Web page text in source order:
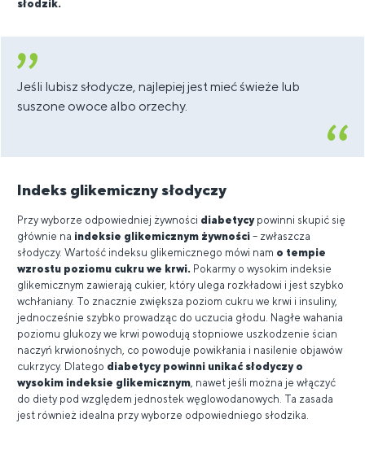
słodzik.
Jeśli lubisz słodycze, najlepiej jest mieć świeże lub
suszone owoce albo orzechy.
Indeks glikemiczny słodyczy
Przy wyborze odpowiedniej żywności diabetycypowinni skupić się
głównie na indeksie glikemicznym żywności – zwłaszcza
słodyczy. Wartość indeksu glikemicznego mówi nam o tempie
wzrostu poziomu cukru we krwi. Pokarmy o wysokim indeksie
glikemicznym zawierają cukier, który ulega rozkładowi i jest szybko
wchłaniany. To znacznie zwiększa poziom cukru we krwi i insuliny,
jednocześnie szybko prowadząc do uczucia głodu. Nagłe wahania
poziomu glukozy we krwi powodują stopniowe uszkodzenie ścian
naczyń krwionośnych, co powoduje powikłania i nasilenie objawów
cukrzycy. Dlatego diabetycy powinni unikać słodyczy o
wysokim indeksie glikemicznym , nawet jeśli można je włączyć
do diety pod względem jednostek węglowodanowych. Ta zasada
jest również idealna przy wyborze odpowiedniego słodzika.